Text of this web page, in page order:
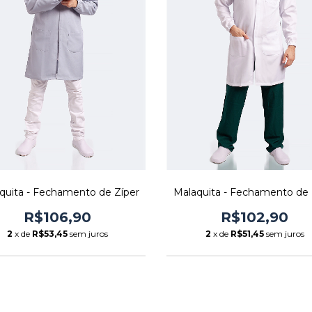
- Fechamento de Zíper
R$106,90
2 x de R$53,45 sem juros
Malaquita - Fechamento de
R$102,90
2 x de R$51,45 sem juros